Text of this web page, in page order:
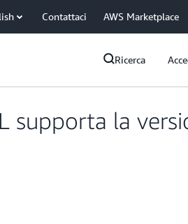
Contattaci AWS Marketplace
Ricerca
supporta la